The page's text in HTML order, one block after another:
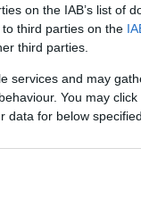
on the IAB’s list of
third parties on the
third parties.
services and may
You may
data for below